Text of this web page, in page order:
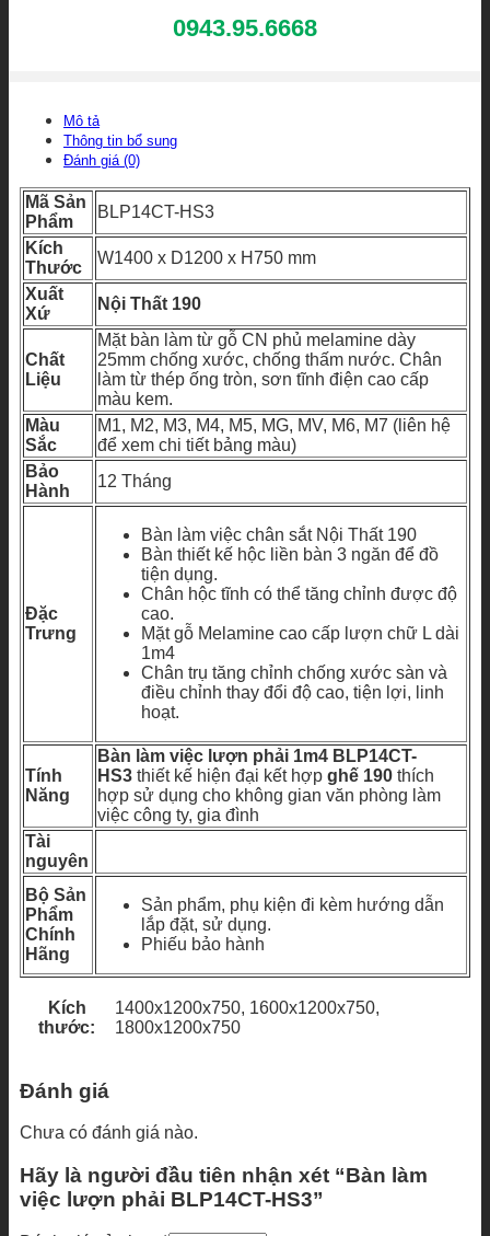
0943.95.6668
Mô tả
Thông tin bổ sung
Đánh giá (0)
Mã Sản
Phẩm
BLP14CT-HS3
Kích
Thước
W1400 x D1200 x H750 mm
Xuất
Xứ
Nội Thất 190
Chất
Liệu
Mặt bàn làm từ gỗ CN phủ melamine dày
25mm chống xước, chống thấm nước. Chân
làm từ thép ống tròn, sơn tĩnh điện cao cấp
màu kem.
Màu
Sắc
M1, M2, M3, M4, M5, MG, MV, M6, M7 (liên hệ
để xem chi tiết bảng màu)
Bảo
Hành
12 Tháng
Đặc
Trưng
Bàn làm việc chân sắt Nội Thất 190
Bàn thiết kế hộc liền bàn 3 ngăn để đồ
tiện dụng.
Chân hộc tĩnh có thể tăng chỉnh được độ
cao.
Mặt gỗ Melamine cao cấp lượn chữ L dài
1m4
Chân trụ tăng chỉnh chống xước sàn và
điều chỉnh thay đổi độ cao, tiện lợi, linh
hoạt.
Tính
Năng
Bàn làm việc lượn phải 1m4 BLP14CT-
HS3 thiết kế hiện đại kết hợp ghế 190 thích
hợp sử dụng cho không gian văn phòng làm
việc công ty, gia đình
Tài
nguyên
Bộ Sản
Phẩm
Chính
Hãng
Sản phẩm, phụ kiện đi kèm hướng dẫn
lắp đặt, sử dụng.
Phiếu bảo hành
Kích
thước:
1400x1200x750, 1600x1200x750,
1800x1200x750
Đánh giá
Chưa có đánh giá nào.
Hãy là người đầu tiên nhận xét “Bàn làm
việc lượn phải BLP14CT-HS3”